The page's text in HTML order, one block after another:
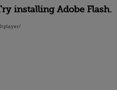
installing Adobe Flash.